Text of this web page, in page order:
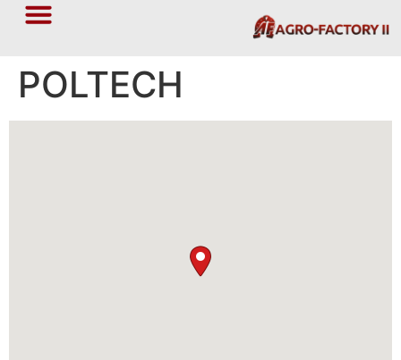
POLTECH